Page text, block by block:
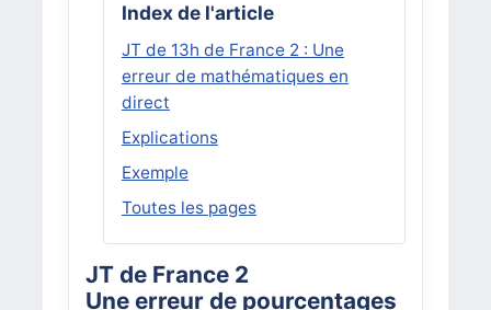
Index de l'article
JT de 13h de France 2 : Une
erreur de mathématiques en
direct
Explications
Exemple
Toutes les pages
JT de France 2
Une erreur de pourcentages